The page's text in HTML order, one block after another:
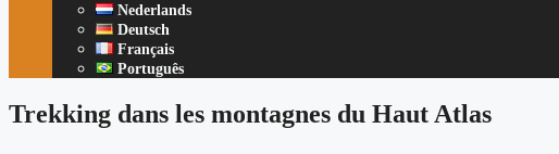
Nederlands
Deutsch
Français
Português
Trekking dans les montagnes du Haut Atlas